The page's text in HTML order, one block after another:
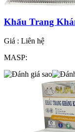
Khẩu Trang
Giá : Liên hệ
MASP: